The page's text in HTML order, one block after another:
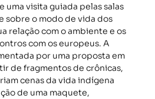
uma visita guiada pelas salas
sobre o modo de vida dos
relação com o ambiente e os
com os europeus. A
por uma proposta em
de fragmentos de crônicas,
cenas da vida indígena
de uma maquete,